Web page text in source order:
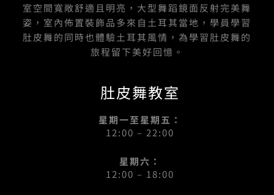
室空間寬敞舒適且明亮，大型舞蹈鏡面反射完美舞
姿，室內佈置裝飾品多來自土耳其當地，學員學習
肚皮舞的同時也體驗土耳其風情，為學習肚皮舞的
旅程留下美好回憶。
肚皮舞教室
星期一至星期五：
12:00 – 22:00
星期六：
12:00 – 18:00